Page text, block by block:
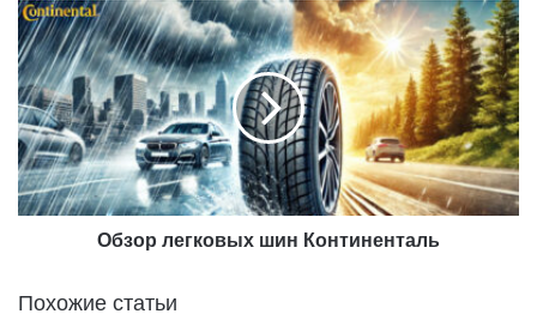
ь
н
а
К
А
С
К
О
и
у
О
б
з
о
р
л
е
г
к
х
Обзор легковых шин Континенталь
Похожие статьи